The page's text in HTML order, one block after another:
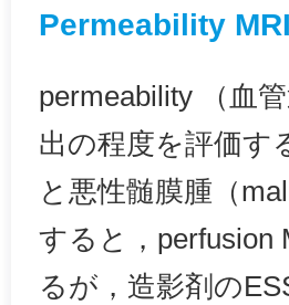
Permeability MRI
permeability （血
出の程度を評価す
と悪性髄膜腫（
すると，perfusion
るが，造影剤の